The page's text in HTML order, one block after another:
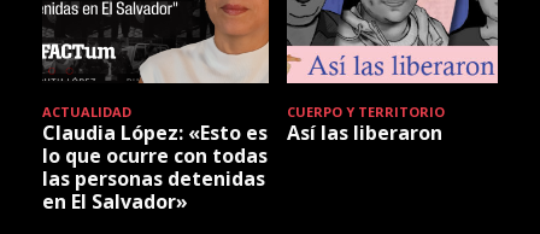
ACTUALIDAD
Claudia López: «Esto es
lo que ocurre con todas
las personas detenidas
en El Salvador»
CUERPO Y TERRITORIO
Así las liberaron